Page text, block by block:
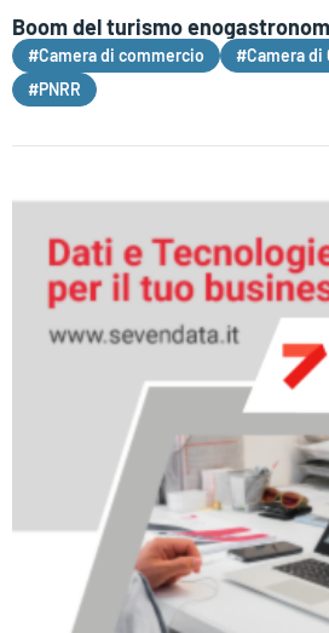
Boom del turismo
#Camera di commercio #Camera di
#PNRR